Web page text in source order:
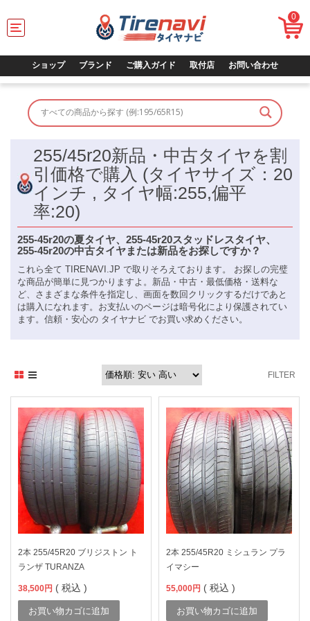
T
o
l
0
ショップ ブランド ご購入ガイド 取付店 お問い合わせ
255/45r20新品・中古タイヤを割
引価格で購入 (タイヤサイズ：20
インチ , タイヤ幅:255,偏平
率:20)
255-45r20の夏タイヤ、255-45r20スタッドレスタイヤ、
255-45r20の中古タイヤまたは新品をお探しですか？
これら全て TIRENAVI.JP で取りそろえております。 お探しの完璧
な商品が簡単に見つかりますよ。新品・中古・最低価格・送料な
ど、さまざまな条件を指定し、画面を数回クリックするだけであと
は購入になれます。お支払いのページは暗号化により保護されてい
ます。信頼・安心の タイヤナビ でお買い求めください。
FILTER
2本 255/45R20 ブリジストン ト
ランザ TURANZA
38,500円 ( 税込 )
お買い物カゴに追加
2本 255/45R20 ミシュラン プラ
イマシー
55,000円 ( 税込 )
お買い物カゴに追加